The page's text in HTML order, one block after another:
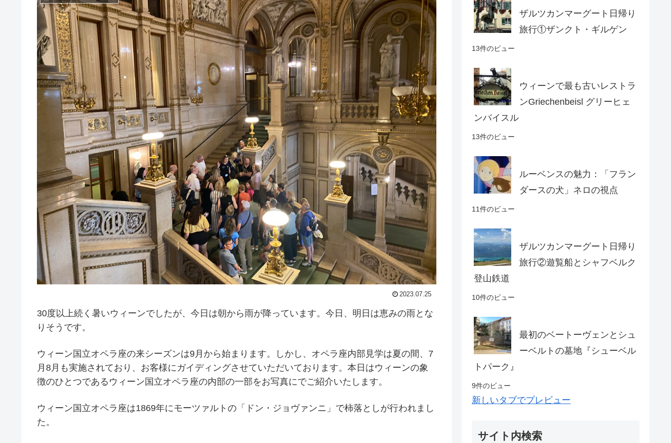
2023.07.25
30度以上続く暑いウィーンでしたが、今日は朝から雨が降っています。今日、明日は恵みの雨とな
りそうです。
ウィーン国立オペラ座の来シーズンは9月から始まります。しかし、オペラ座内部見学は夏の間、7
月8月も実施されており、お客様にガイディングさせていただいております。本日はウィーンの象
徴のひとつであるウィーン国立オペラ座の内部の一部をお写真にでご紹介いたします。
ウィーン国立オペラ座は1869年にモーツァルトの「ドン・ジョヴァンニ」で柿落としが行われまし
た。
ザルツカンマーグート日帰り
旅行①ザンクト・ギルゲン
13件のビュー
ウィーンで最も古いレストラ
ンGriechenbeisl グリーヒェ
ンバイスル
13件のビュー
ルーベンスの魅力：「フラン
ダースの犬」ネロの視点
11件のビュー
ザルツカンマーグート日帰り
旅行②遊覧船とシャフベルク
登山鉄道
10件のビュー
最初のベートーヴェンとシュ
ーベルトの墓地『シューベル
トパーク』
9件のビュー
新しいタブでプレビュー
サイト内検索